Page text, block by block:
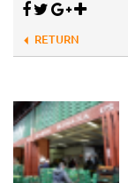
RETURN